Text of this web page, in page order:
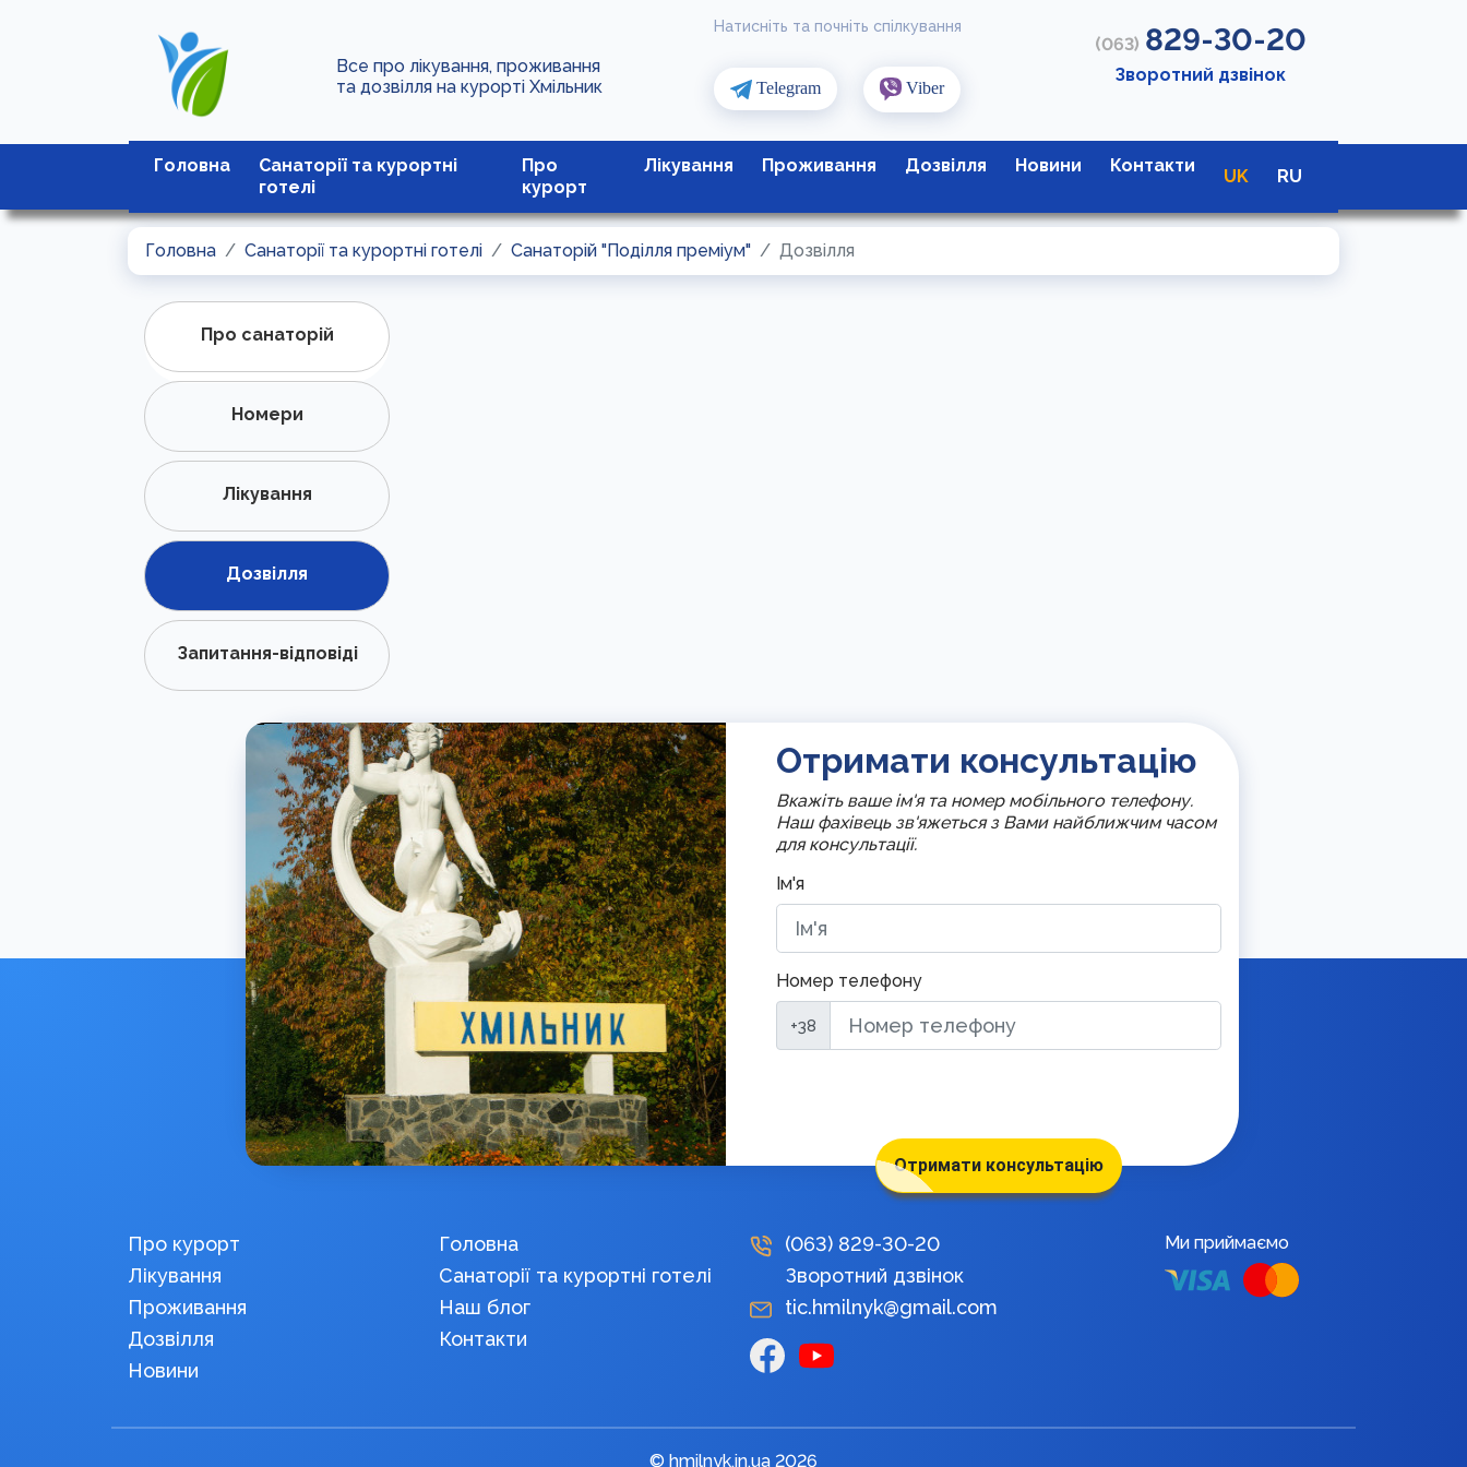
Все про лікування, проживання
та дозвілля на курорті Хмільник
Натисніть та почніть спілкування
Telegram Viber
(063) 829-30-20
Зворотний дзвінок
Головна
Санаторії та курортні
готелі
Про
курорт
Лікування Проживання Дозвілля Новини Контакти
UK RU
Головна Санаторії та курортні готелі Санаторій "Поділля преміум" Дозвілля
Про санаторій
Номери
Лікування
Дозвілля
Запитання-відповіді
Отримати консультацію
Вкажіть ваше ім'я та номер мобільного телефону.
Наш фахівець зв'яжеться з Вами найближчим часом
для консультації.
Ім'я
Номер телефону
+38
Отримати консультацію
Про курорт
Лікування
Проживання
Дозвілля
Новини
Головна
Санаторії та курортні готелі
Наш блог
Контакти
(063) 829-30-20
Зворотний дзвінок
tic.hmilnyk@gmail.com
Ми приймаємо
© hmilnyk.in.ua 2026